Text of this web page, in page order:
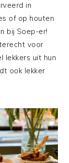
in
of op houten
bij Soep-er!
voor
lekkers uit hun
ook lekker